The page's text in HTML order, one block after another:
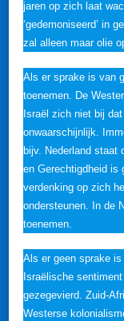
jaren op zich laat
‘gedemoniseerd’ in
zal alleen maar olie
Als er sprake is van
toenemen. De
Israël zich niet bij
onwaarschijnlijk.
bijv. Nederland staat
en Gerechtigdheid is
verdenking op zich
ondersteunen. In de
toenemen.
Als er geen sprake
Israëlische
gezegevierd. Zuid-
Westerse